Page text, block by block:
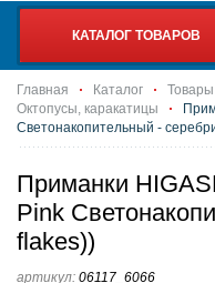
КАТАЛОГ ТОВАРОВ
Главная Каталог
Октопусы, каракатицы
Светонакопительный -
Приманки
Pink
flakes))
артикул: 06117_6066